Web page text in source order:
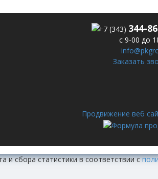
+7 (343) 344-
с 9-00 до
Заказать
Продвижение веб
и сбора статистики в соответствии с